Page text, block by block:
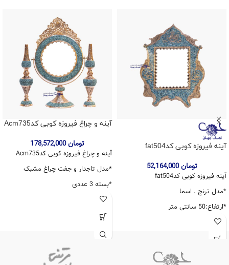
آینه فیروزه کوبی کدfat504
تومان52,164,000
آینه فیروزه کوبی کدfat504
*مدل ترنج . اسما
*ارتفاع:50 سانتی متر
*عرض:40 سانتی متر
*دارای ضمانتنامه 10 ساله
آینه و چراغ فیروزه کوبی کدAcm735
تومان178,572,000
آینه و چراغ فیروزه کوبی کدAcm735
*مدل تاجدار و جفت چراغ مشبک
*بسته 3 عددی
*سنگ برجسته
*تهیه شده از مرغوبترین نوع فیروزه
* پایه و تاج آینه قلمزنی طرح چهره
*جفت چراغ قلمزنی مشبک سنگ